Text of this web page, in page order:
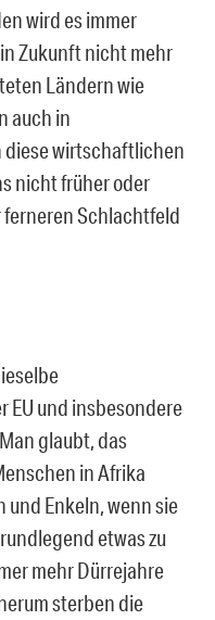
wird es immer
Zukunft nicht mehr
Ländern wie
auch in
diese wirtschaftlichen
nicht früher oder
Schlachtfeld
EU und insbesondere
glaubt, das
in Afrika
Enkeln, wenn sie
etwas zu
mehr Dürrejahre
sterben die